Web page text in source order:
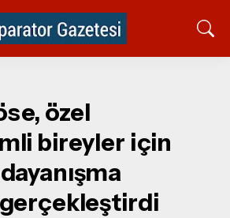
özel
bireyler için